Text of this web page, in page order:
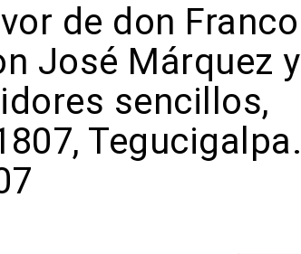
de don Franco
José Márquez y
sencillos,
Tegucigalpa.